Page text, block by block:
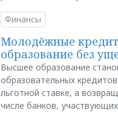
Финансы
Молодёжные
образование без
Высшее образование
образовательных
льготной ставке, а
числе банков,